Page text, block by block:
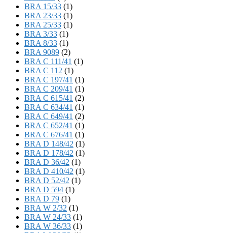
BRA 15/33 (1)
BRA 23/33 (1)
BRA 25/33 (1)
BRA 3/33 (1)
BRA 8/33 (1)
BRA 9089 (2)
BRA C 111/41 (1)
BRA C 112 (1)
BRA C 197/41 (1)
BRA C 209/41 (1)
BRA C 615/41 (2)
BRA C 634/41 (1)
BRA C 649/41 (2)
BRA C 652/41 (1)
BRA C 676/41 (1)
BRA D 148/42 (1)
BRA D 178/42 (1)
BRA D 36/42 (1)
BRA D 410/42 (1)
BRA D 52/42 (1)
BRA D 594 (1)
BRA D 79 (1)
BRA W 2/32 (1)
BRA W 24/33 (1)
BRA W 36/33 (1)